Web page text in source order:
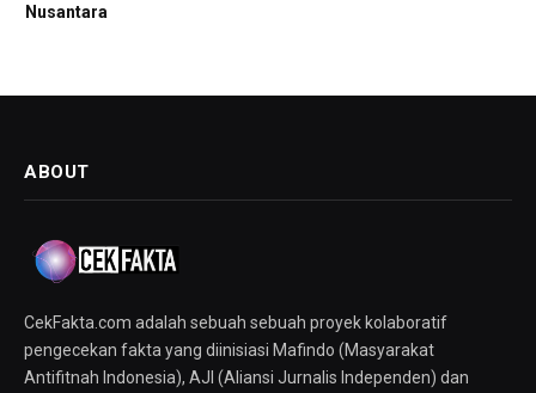
Nusantara
ABOUT
CekFakta.com adalah sebuah sebuah proyek kolaboratif
pengecekan fakta yang diinisiasi Mafindo (Masyarakat
Antifitnah Indonesia), AJI (Aliansi Jurnalis Independen) dan